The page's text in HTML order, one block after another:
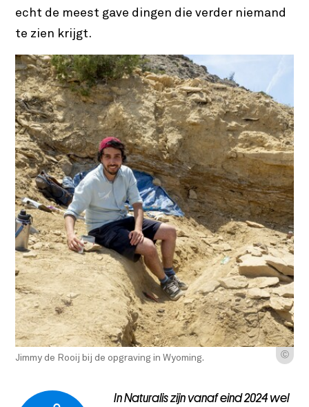
echt de meest gave dingen die verder niemand
te zien krijgt.
Ⓒ
Jimmy de Rooij bij de opgraving in Wyoming.
In Naturalis zijn vanaf eind 2024 wel